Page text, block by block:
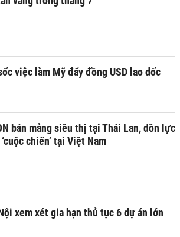
việc làm Mỹ đẩy đồng USD lao dốc
bán mảng siêu thị tại Thái Lan, dồn lực
chiến’ tại Việt Nam
xem xét gia hạn thủ tục 6 dự án lớn